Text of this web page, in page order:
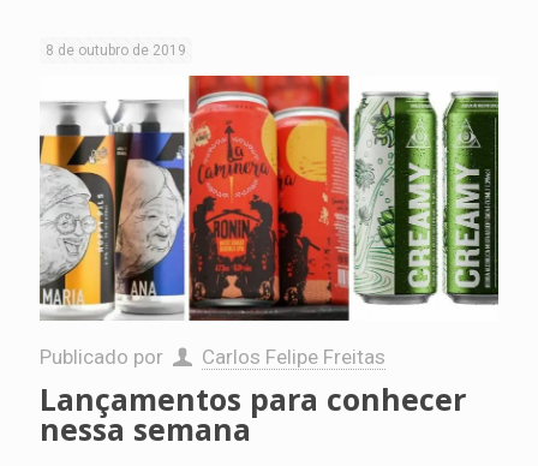
8 de outubro de 2019
Publicado por Carlos Felipe Freitas
Lançamentos para conhecer
nessa semana